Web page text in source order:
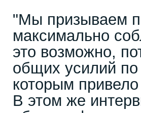
"Мы призываем
максимально
это возможно,
общих усилий по
которым
В этом же